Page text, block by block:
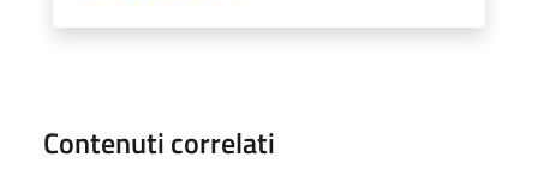
Contenuti correlati